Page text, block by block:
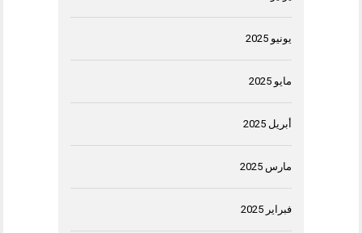
يونيو 2025
مايو 2025
أبريل 2025
مارس 2025
فبراير 2025